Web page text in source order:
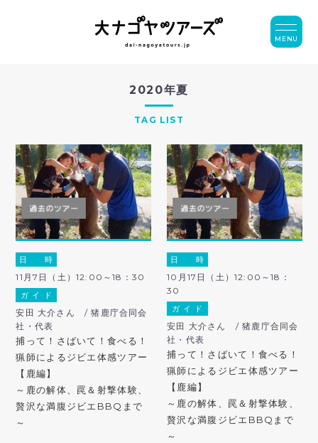
2020年夏
TAG LIST
日 時
11月7日（土）12:00～18：30
ガ イ ド
安田 大介さん / 猪鹿庁合同会
社・代表
捕って！さばいて！食べる！
猟師によるジビエ体感ツアー
【鹿編】
～鹿の解体、罠＆射撃体験、
贅沢な満腹ジビエBBQまで
～
日 時
10月17日（土）12:00～18：
30
ガ イ ド
安田 大介さん / 猪鹿庁合同会
社・代表
捕って！さばいて！食べる！
猟師によるジビエ体感ツアー
【鹿編】
～鹿の解体、罠＆射撃体験、
贅沢な満腹ジビエBBQまで
～
MENU